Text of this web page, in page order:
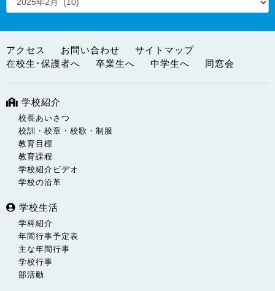
アクセス お問い合わせ
サイトマップ
在校生･保護者へ
卒業生へ 中学生へ 同窓会
学校紹介
校長あいさつ
校訓・校章・校歌・制服
教育目標
教育課程
学校紹介ビデオ
学校の沿革
学校生活
学科紹介
年間行事予定表
主な年間行事
学校行事
部活動